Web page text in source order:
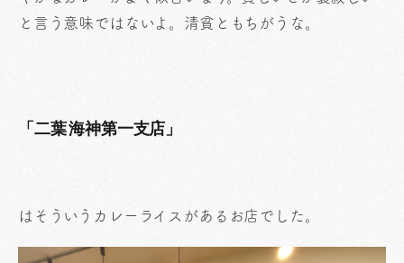
と言う意味ではないよ。清貧ともちがうな。
「二葉 海神第一支店」
はそういうカレーライスがあるお店でした。